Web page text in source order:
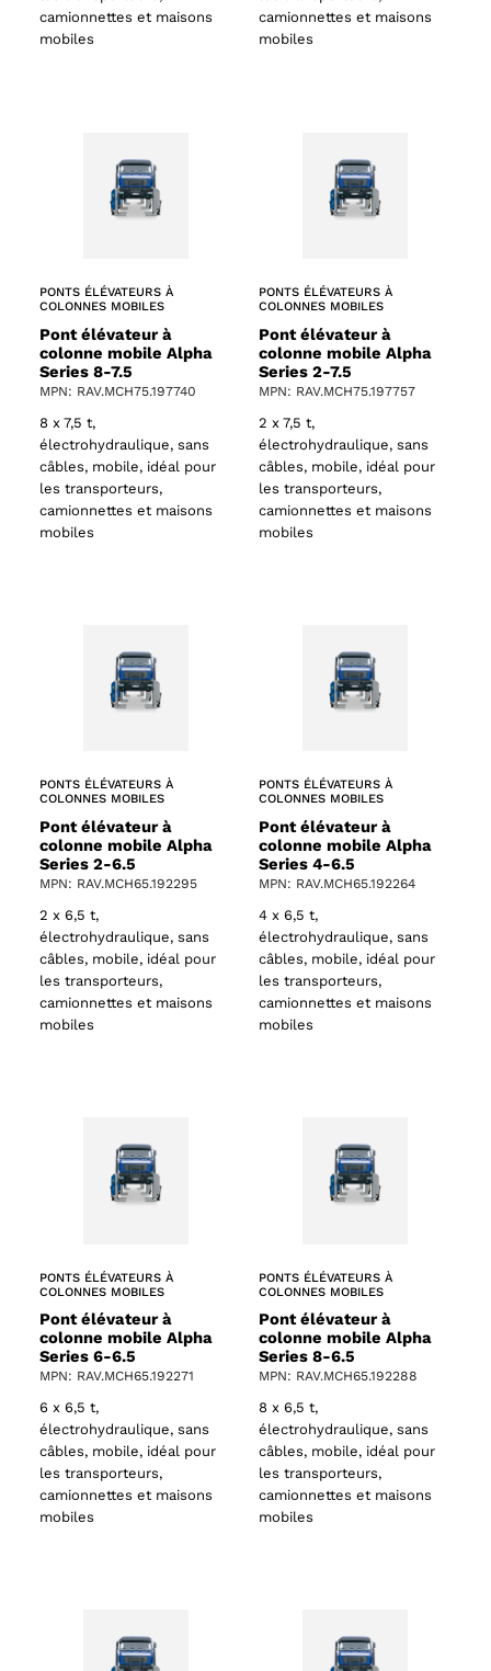
camionnettes et maisons
mobiles
camionnettes et maisons
mobiles
PONTS ÉLÉVATEURS À
COLONNES MOBILES
Pont élévateur à
colonne mobile Alpha
Series 8-7.5
MPN: RAV.MCH75.197740
8 x 7,5 t,
électrohydraulique, sans
câbles, mobile, idéal pour
les transporteurs,
camionnettes et maisons
mobiles
PONTS ÉLÉVATEURS À
COLONNES MOBILES
Pont élévateur à
colonne mobile Alpha
Series 2-7.5
MPN: RAV.MCH75.197757
2 x 7,5 t,
électrohydraulique, sans
câbles, mobile, idéal pour
les transporteurs,
camionnettes et maisons
mobiles
PONTS ÉLÉVATEURS À
COLONNES MOBILES
Pont élévateur à
colonne mobile Alpha
Series 2-6.5
MPN: RAV.MCH65.192295
2 x 6,5 t,
électrohydraulique, sans
câbles, mobile, idéal pour
les transporteurs,
camionnettes et maisons
mobiles
PONTS ÉLÉVATEURS À
COLONNES MOBILES
Pont élévateur à
colonne mobile Alpha
Series 4-6.5
MPN: RAV.MCH65.192264
4 x 6,5 t,
électrohydraulique, sans
câbles, mobile, idéal pour
les transporteurs,
camionnettes et maisons
mobiles
PONTS ÉLÉVATEURS À
COLONNES MOBILES
Pont élévateur à
colonne mobile Alpha
Series 6-6.5
MPN: RAV.MCH65.192271
6 x 6,5 t,
électrohydraulique, sans
câbles, mobile, idéal pour
les transporteurs,
camionnettes et maisons
mobiles
PONTS ÉLÉVATEURS À
COLONNES MOBILES
Pont élévateur à
colonne mobile Alpha
Series 8-6.5
MPN: RAV.MCH65.192288
8 x 6,5 t,
électrohydraulique, sans
câbles, mobile, idéal pour
les transporteurs,
camionnettes et maisons
mobiles